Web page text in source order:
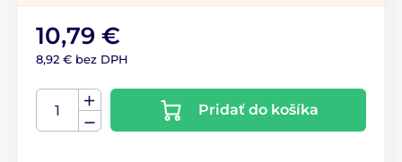
10,79 €
8,92 € bez DPH
Pridať do košíka